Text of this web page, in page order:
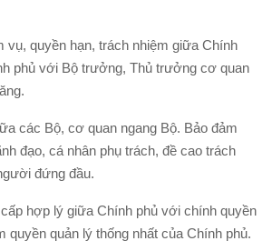
vụ, quyền hạn, trách nhiệm giữa Chính
phủ với Bộ trưởng, Thủ trưởng cơ quan
các Bộ, cơ quan ngang Bộ. Bảo đảm
đạo, cá nhân phụ trách, đề cao trách
đứng đầu.
hợp lý giữa Chính phủ với chính quyền
quyền quản lý thống nhất của Chính phủ.